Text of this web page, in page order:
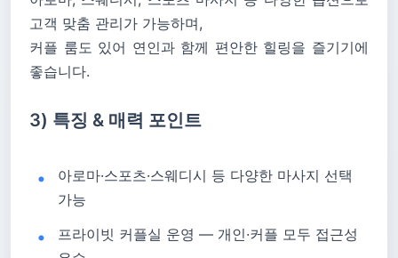
고객 맞춤 관리가 가능하며,
커플 룸도 있어 연인과 함께 편안한 힐링을 즐기기에
좋습니다.
3) 특징 & 매력 포인트
아로마·스포츠·스웨디시 등 다양한 마사지 선택
가능
프라이빗 커플실 운영 — 개인·커플 모두 접근성